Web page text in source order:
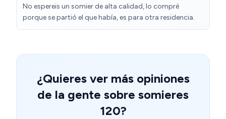
No espereis un somier de alta calidad, lo compré
porque se partió el que había, es para otra residencia.
¿Quieres ver más opiniones
de la gente sobre somieres
120?